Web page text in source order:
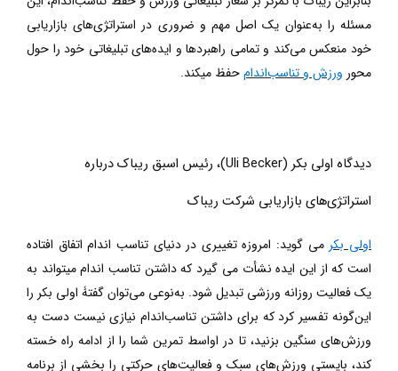
مسئله را به‌عنوان یک اصل مهم و ضروری در استراتژی‌های بازاریابی
خود منعکس می‌کند و تمامی راهبردها و ایده‌های تبلیغاتی خود را حول
محور ورزش و تناسب‌اندامحفظ میکند.
دیدگاه اولی بکر (Uli Becker)، رئیس اسبق ریباک درباره
استراتژی‌های بازاریابی شرکت ریباک
اولی بکر می گوید: امروزه تغییری در دنیای تناسب اندام اتفاق افتاده
است که از این ایده نشأت می گیرد که داشتن تناسب اندام میتواند به
یک فعالیت روزانه ورزشی تبدیل شود. به‌نوعی می‌توان گفتۀ اولی بکر را
این‌گونه تفسیر کرد که برای داشتن تناسب‌اندام نیازی نیست دست به
ورزش‌های سنگین بزنید، تا در اواسط تمرین شما را از ادامه راه خسته
کند، بایستی ورزش‌های سبک و فعالیت‌های حرکتی را بخشی از برنامه